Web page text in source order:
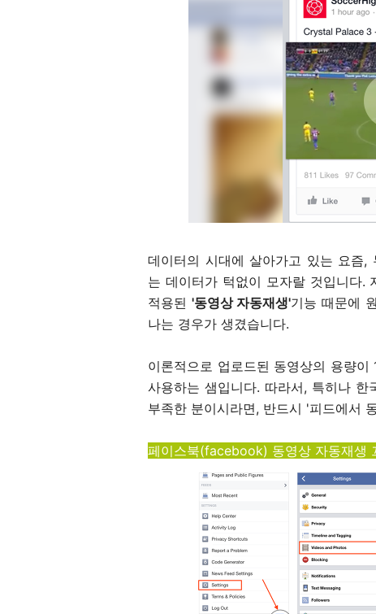
데이터의 시대에 살아가고 있는 요즘,
는 데이터가 턱없이 모자랄 것입니다.
적용된 '동영상 자동재생'기능 때문에
나는 경우가 생겼습니다.
이론적으로 업로드된 동영상의 용량
사용하는 샘입니다. 따라서, 특히나
부족한 분이시라면, 반드시 '피드에서
페이스북(facebook) 동영상 자동재생